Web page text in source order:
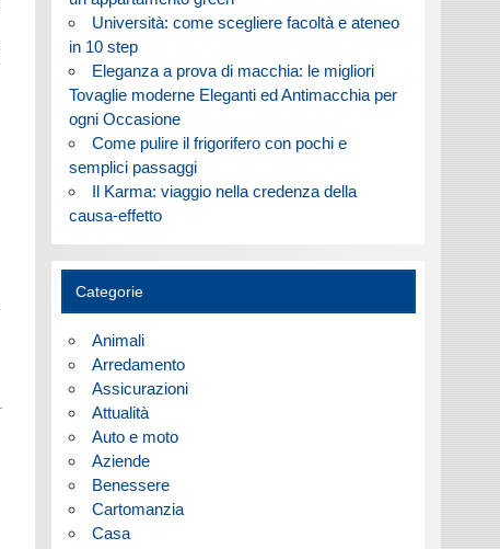
Università: come scegliere facoltà e ateneo
in 10 step
Eleganza a prova di macchia: le migliori
Tovaglie moderne Eleganti ed Antimacchia per
ogni Occasione
Come pulire il frigorifero con pochi e
semplici passaggi
Il Karma: viaggio nella credenza della
causa-effetto
Categorie
Animali
Arredamento
Assicurazioni
Attualità
Auto e moto
Aziende
Benessere
Cartomanzia
Casa